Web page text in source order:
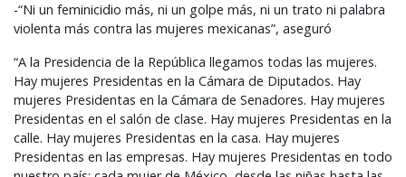
-“Ni un feminicidio más, ni un golpe más, ni un trato ni palabra
violenta más contra las mujeres mexicanas”, aseguró
“A la Presidencia de la República llegamos todas las mujeres.
Hay mujeres Presidentas en la Cámara de Diputados. Hay
mujeres Presidentas en la Cámara de Senadores. Hay mujeres
Presidentas en el salón de clase. Hay mujeres Presidentas en la
calle. Hay mujeres Presidentas en la casa. Hay mujeres
Presidentas en las empresas. Hay mujeres Presidentas en todo